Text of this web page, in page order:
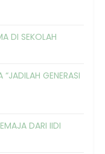
DI SEKOLAH
“JADILAH GENERASI
DARI IIDI